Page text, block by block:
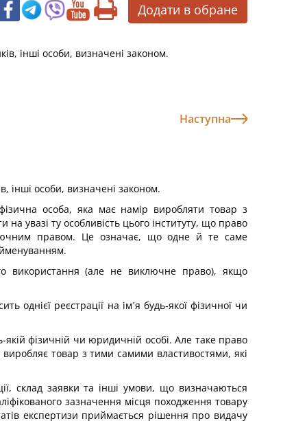
Додати в обране
інші особи, визначені законом.
Наступна
інші особи, визначені законом.
особа, яка має намір виробляти товар з
увазі ту особливість цього інституту, що право
правом. Це означає, що одне й те саме
використання (але не виключне право), якщо
однієї реєстрації на ім´я будь-якої фізичної чи
фізичній чи юридичній особі. Але таке право
товар з тими самими властивостями, які
склад заявки та інші умови, що визначаються
зазначення місця походження товару
експертизи приймається рішення про видачу